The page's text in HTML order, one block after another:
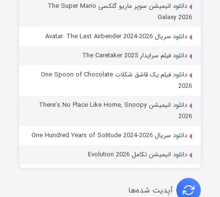
دانلود انیمیشن سوپر ماریو گلکسی The Super Mario
Galaxy 2026
دانلود سریال Avatar: The Last Airbender 2024-2026
دانلود فیلم سرایدار The Caretaker 2025
دانلود فیلم یک قاشق شکلات One Spoon of Chocolate
2026
دانلود انیمیشن There’s No Place Like Home, Snoopy
2026
دانلود سریال One Hundred Years of Solitude 2024-2026
دانلود انیمیشن تکامل Evolution 2026
آپدیت شده‌ها